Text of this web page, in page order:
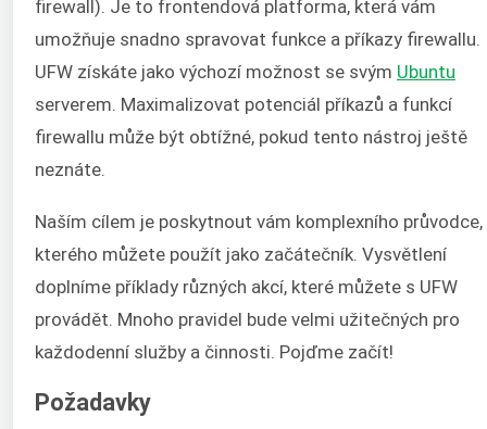
firewall). Je to frontendová platforma, která vám
umožňuje snadno spravovat funkce a příkazy firewallu.
UFW získáte jako výchozí možnost se svým Ubuntu
serverem. Maximalizovat potenciál příkazů a funkcí
firewallu může být obtížné, pokud tento nástroj ještě
neznáte.
Naším cílem je poskytnout vám komplexního průvodce,
kterého můžete použít jako začátečník. Vysvětlení
doplníme příklady různých akcí, které můžete s UFW
provádět. Mnoho pravidel bude velmi užitečných pro
každodenní služby a činnosti. Pojďme začít!
Požadavky